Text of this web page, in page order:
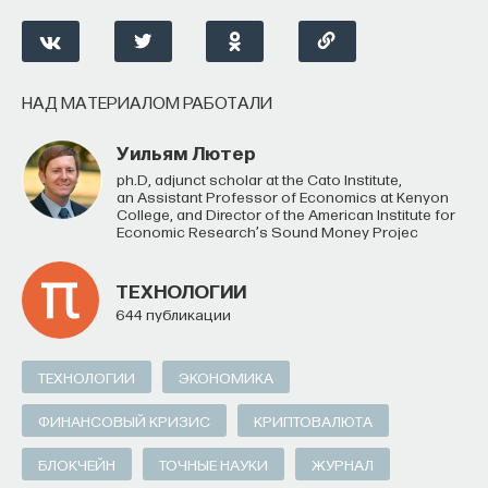
НАД МАТЕРИАЛОМ РАБОТАЛИ
Уильям Лютер
Ph.D, adjunct scholar at the Cato Institute,
an Assistant Professor of Economics at Kenyon
College, and Director of the American Institute for
Economic Research’s Sound Money Projec
ТЕХНОЛОГИИ
644 публикации
ТЕХНОЛОГИИ ЭКОНОМИКА
ФИНАНСОВЫЙ КРИЗИС КРИПТОВАЛЮТА
БЛОКЧЕЙН ТОЧНЫЕ НАУКИ ЖУРНАЛ